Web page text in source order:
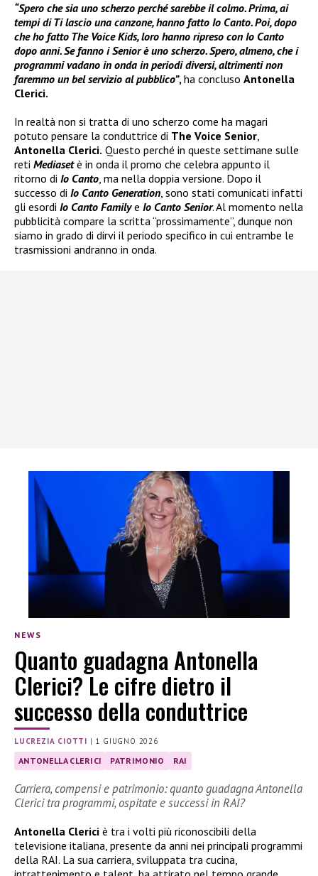
“Spero che sia uno scherzo perché sarebbe il colmo. Prima, ai
tempi di Ti lascio una canzone, hanno fatto Io Canto. Poi, dopo
che ho fatto The Voice Kids, loro hanno ripreso con Io Canto
dopo anni. Se fanno i Senior è uno scherzo. Spero, almeno, che i
programmi vadano in onda in periodi diversi, altrimenti non
faremmo un bel servizio al pubblico”,ha concluso Antonella
Clerici.
In realtà non si tratta di uno scherzo come ha magari
potuto pensare la conduttrice di The Voice Senior,
Antonella Clerici. Questo perché in queste settimane sulle
reti Mediasetè in onda il promo che celebra appunto il
ritorno di Io Canto, ma nella doppia versione. Dopo il
successo di Io Canto Generation, sono stati comunicati infatti
gli esordi Io Canto Familye Io Canto Senior. Al momento nella
pubblicità compare la scritta “prossimamente”, dunque non
siamo in grado di dirvi il periodo specifico in cui entrambe le
trasmissioni andranno in onda.
NEWS
Quanto guadagna Antonella
Clerici? Le cifre dietro il
successo della conduttrice
LUCREZIA CIOTTI | 1 GIUGNO 2026
ANTONELLA CLERICI PATRIMONIO RAI
Carriera, compensi e patrimonio: quanto guadagna Antonella
Clerici tra programmi, ospitate e successi in RAI?
Antonella Clerici è tra i volti più riconoscibili della
televisione italiana, presente da anni nei principali programmi
della RAI. La sua carriera, sviluppata tra cucina,